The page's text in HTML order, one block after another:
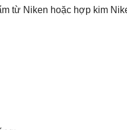
từ Niken hoặc hợp kim